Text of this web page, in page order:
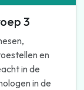
3
en
in de
in de